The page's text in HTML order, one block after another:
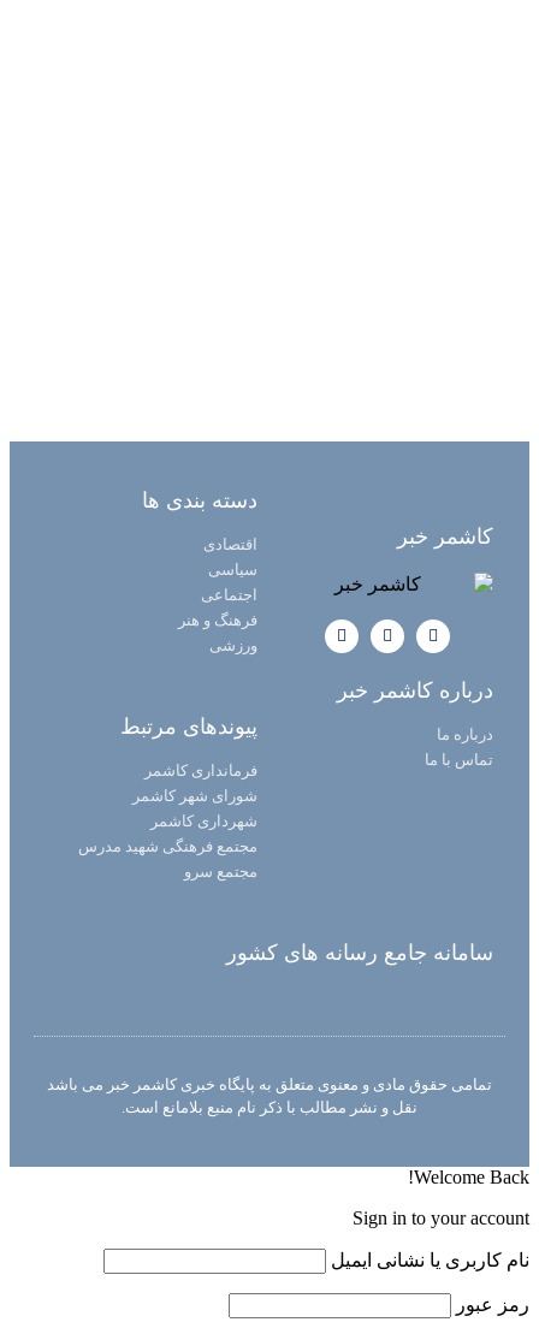
کاشمر خبر
دسته بندی ها
اقتصادی
سیاسی
اجتماعی
فرهنگ و هنر
ورزشی
درباره کاشمر خبر
درباره ما
تماس با ما
پیوندهای مرتبط
فرمانداری کاشمر
شورای شهر کاشمر
شهرداری کاشمر
مجتمع فرهنگی شهید مدرس
مجتمع سرو
سامانه جامع رسانه های کشور
تمامی حقوق مادی و معنوی متعلق به پایگاه خبری کاشمر خبر می باشد
نقل و نشر مطالب با ذکر نام منبع بلامانع است.
Welcome Back!
Sign in to your account
نام کاربری یا نشانی ایمیل
رمز عبور